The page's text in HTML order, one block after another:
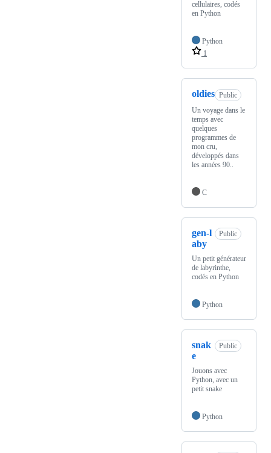
cellulaires, codés
en Python
Python
1
oldies Public
Un voyage dans le
temps avec
quelques
programmes de
mon cru,
développés dans
les années 90..
C
gen-l
aby
Public
Un petit générateur
de labyrinthe,
codés en Python
Python
snak
e
Public
Jouons avec
Python, avec un
petit snake
Python